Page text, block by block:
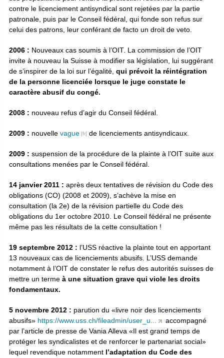
contre le licenciement antisyndical sont rejetées par la partie
patronale, puis par le Conseil fédéral, qui fonde son refus sur
celui des patrons, leur conférant de facto un droit de veto.
2006 : Nouveaux cas soumis à l’OIT. La commission de l’OIT
invite à nouveau la Suisse à modifier sa législation, lui suggérant
de s’inspirer de la loi sur l’égalité,qui prévoit la réintégration
de la personne licenciée lorsque le juge constate le
caractère abusif du congé.
2008 : nouveau refus d’agir du Conseil fédéral.
2009 : nouvellevague de licenciements antisyndicaux.
2009 :suspension de la procédure de la plainte à l’OIT suite aux
consultations menées par le Conseil fédéral.
14 janvier 2011 :après deux tentatives de révision du Code des
obligations (CO) (2008 et 2009), s’achève la mise en
consultation (la 2e) de la révision partielle du Code des
obligations du 1er octobre 2010. Le Conseil fédéral ne présente
même pas les résultats de la cette consultation !
19 septembre 2012 : l’USS réactive la plainte tout en apportant
13 nouveaux cas de licenciements abusifs. L’USS demande
notamment à l’OIT de constater le refus des autorités suisses de
mettre un termeà une situation grave qui viole les droits
fondamentaux.
5 novembre 2012 : parution du «livre noir des licenciements
abusifs» https://www.uss.ch/fileadmin/user_u...
accompagné
par l’article de presse de Vania Alleva «Il est grand temps de
protéger les syndicalistes et de renforcer le partenariat social»
lequel revendique notamment l’adaptation du Code des